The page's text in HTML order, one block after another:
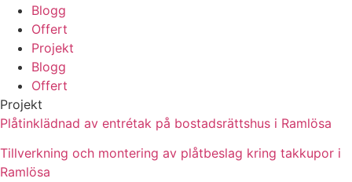
Blogg
Offert
Projekt
Blogg
Offert
Projekt
Plåtinklädnad av entrétak på bostadsrättshus i Ramlösa
Tillverkning och montering av plåtbeslag kring takkupor i
Ramlösa